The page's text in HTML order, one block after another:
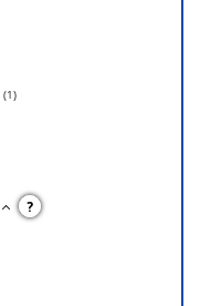
(1)
?